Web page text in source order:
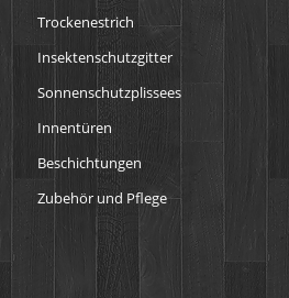
Trockenestrich
Insektenschutzgitter
Sonnenschutzplissees
Innentüren
Beschichtungen
Zubehör und Pflege